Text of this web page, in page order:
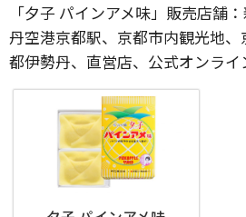
「夕子 パインアメ味」販売店舗
丹空港京都駅、京都市内観光地
都伊勢丹、直営店、公式オンラ